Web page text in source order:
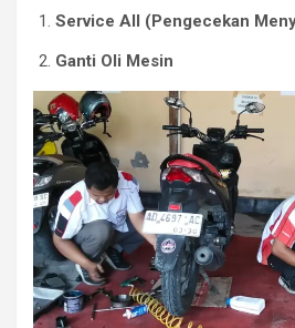
Service All (Pengecekan
Ganti Oli Mesin